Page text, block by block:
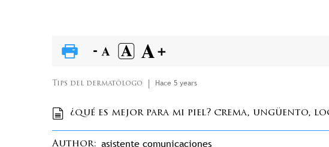
Tips del dermatólogo Hace 5 years
¿qué es mejor para mi piel? crema, ungüento,
Author asistente comunicaciones